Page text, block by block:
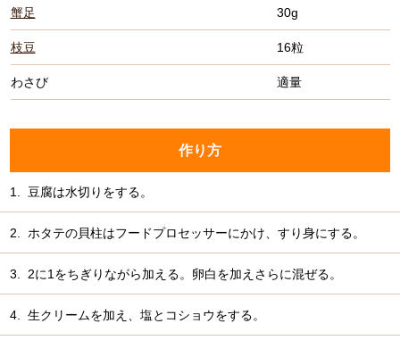
蟹足 30g
枝豆 16粒
わさび 適量
作り方
1. 豆腐は水切りをする。
2. ホタテの貝柱はフードプロセッサーにかけ、すり身にする。
3. 2に1をちぎりながら加える。卵白を加えさらに混ぜる。
4. 生クリームを加え、塩とコショウをする。